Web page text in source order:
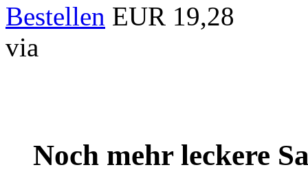
Bestellen EUR 19,28
via
Noch mehr leckere